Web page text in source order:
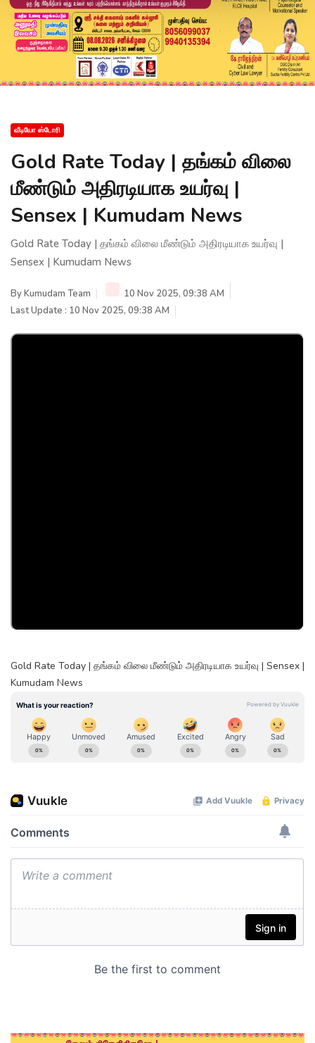
வீடியோ ஸ்டோரி
Gold Rate Today | தங்கம் விலை
மீண்டும் அதிரடியாக உயர்வு |
Sensex | Kumudam News
Gold Rate Today | தங்கம் விலை மீண்டும் அதிரடியாக உயர்வு |
Sensex | Kumudam News
ByKumudam Team
10 Nov 2025, 09:38 AM
Last Update : 10 Nov 2025, 09:38 AM
Gold Rate Today | தங்கம் விலை மீண்டும் அதிரடியாக உயர்வு | Sensex |
Kumudam News